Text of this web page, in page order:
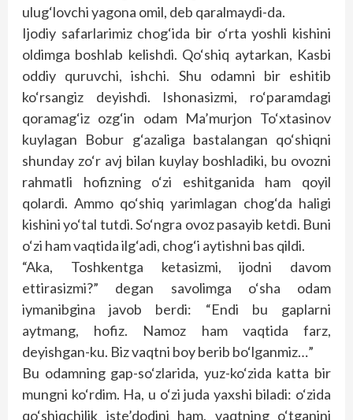
ulug‘lovchi yagona omil, deb qaralmaydi-da.
Ijodiy safarlarimiz chog‘ida bir o‘rta yoshli kishini
oldimga boshlab kelishdi. Qo‘shiq aytarkan, Kasbi
oddiy quruvchi, ishchi. Shu odamni bir eshitib
ko‘rsangiz deyishdi. Ishonasizmi, ro‘paramdagi
qoramag‘iz ozg‘in odam Ma’murjon To‘xtasinov
kuylagan Bobur g‘azaliga bastalangan qo‘shiqni
shunday zo‘r avj bilan kuylay boshladiki, bu ovozni
rahmatli hofizning o‘zi eshitganida ham qoyil
qolardi. Ammo qo‘shiq yarimlagan chog‘da haligi
kishini yo‘tal tutdi. So‘ngra ovoz pasayib ketdi. Buni
o‘zi ham vaqtida ilg‘adi, chog‘i aytishni bas qildi.
“Aka, Toshkentga ketasizmi, ijodni davom
ettirasizmi?” degan savolimga o‘sha odam
iymanibgina javob berdi: “Endi bu gaplarni
aytmang, hofiz. Namoz ham vaqtida farz,
deyishgan-ku. Biz vaqtni boy berib bo‘lganmiz…”
Bu odamning gap-so‘zlarida, yuz-ko‘zida katta bir
mungni ko‘rdim. Ha, u o‘zi juda yaxshi biladi: o‘zida
qo‘shiqchilik iste’dodini ham, vaqtning o‘tganini